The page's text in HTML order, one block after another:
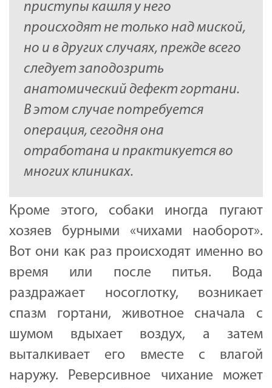
приступы кашля у него
происходят не только над миской,
но и в других случаях, прежде всего
следует заподозрить
анатомический дефект гортани.
В этом случае потребуется
операция, сегодня она
отработана и практикуется во
многих клиниках.
Кроме этого, собаки иногда пугают
хозяев бурными «чихами наоборот».
Вот они как раз происходят именно во
время или после питья. Вода
раздражает носоглотку, возникает
спазм гортани, животное сначала с
шумом вдыхает воздух, а затем
выталкивает его вместе с влагой
наружу. Реверсивное чихание может